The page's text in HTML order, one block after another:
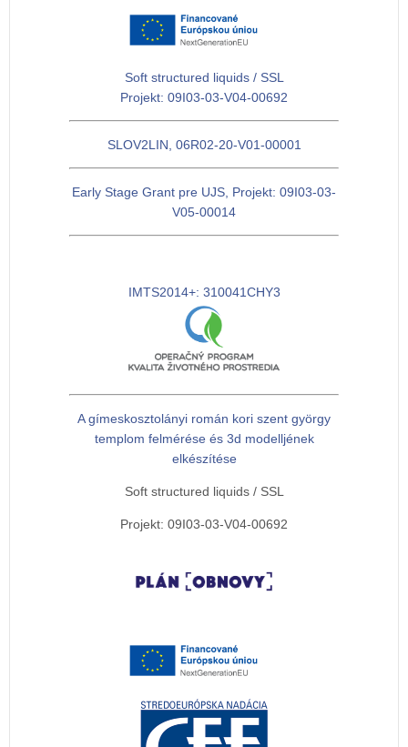
Soft structured liquids / SSL
Projekt: 09I03-03-V04-00692
SLOV2LIN, 06R02-20-V01-00001
Early Stage Grant pre UJS, Projekt: 09I03-03-
V05-00014
IMTS2014+: 310041CHY3
A gímeskosztolányi román kori szent györgy
templom felmérése és 3d modelljének
elkészítése
Soft structured liquids / SSL
Projekt: 09I03-03-V04-00692